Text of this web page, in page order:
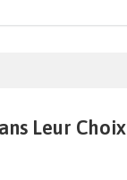
Leur Choix